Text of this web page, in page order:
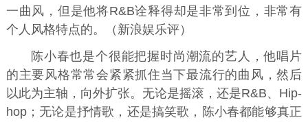
一曲风，但是他将R&B诠释得却是非常到位，非常有
个人风格特点的。（新浪娱乐评）
陈小春也是个很能把握时尚潮流的艺人，他唱片
的主要风格常常会紧紧抓住当下最流行的曲风，然后
以此为主轴，向外扩张。无论是摇滚，还是R&B、Hip-
hop；无论是抒情歌，还是搞笑歌，陈小春都能够真正